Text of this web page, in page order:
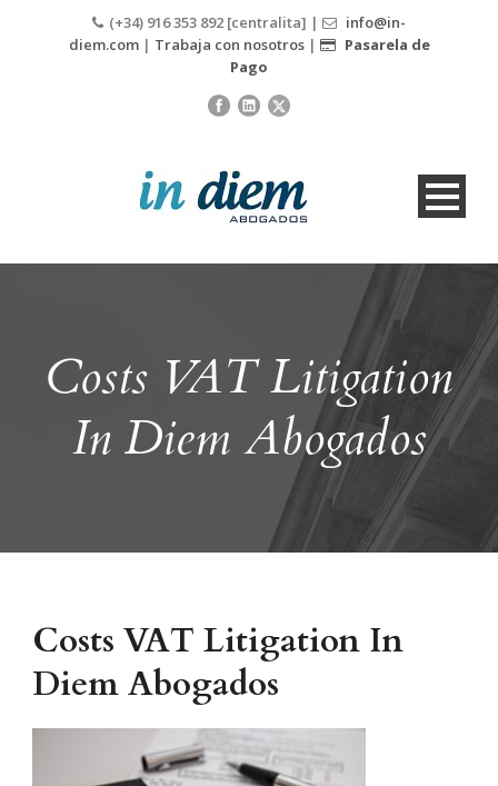
(+34) 916 353 892 [centralita] |
info@in-
diem.com| Trabaja con nosotros|
Pasarela de
Pago
Costs VAT Litigation
In Diem Abogados
Costs VAT Litigation In
Diem Abogados